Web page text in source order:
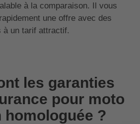
à la comparaison. Il vous
une offre avec des
à un tarif attractif.
les garanties
pour moto
?